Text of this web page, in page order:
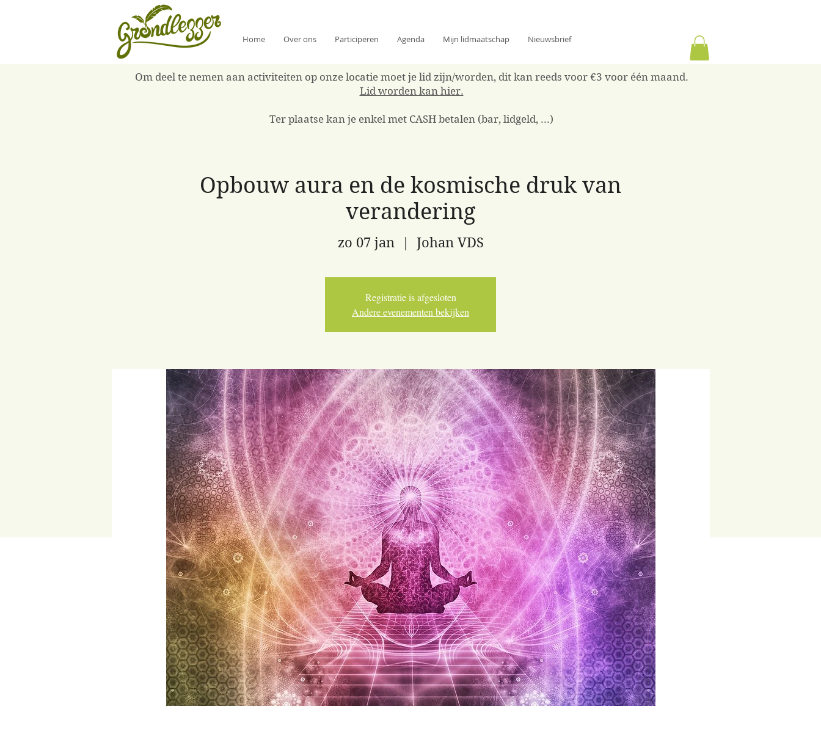
Home Over ons Participeren Agenda Mijn lidmaatschap Nieuwsbrief
Om deel te nemen aan activiteiten op onze locatie moet je lid zijn/worden, dit kan reeds voor €3 voor één maand.
Lid worden kan hier.
Ter plaatse kan je enkel met CASH betalen (bar, lidgeld, ...)
Opbouw aura en de kosmische druk van
verandering
zo 07 jan
  |
Johan VDS
Registratie is afgesloten
Andere evenementen bekijken